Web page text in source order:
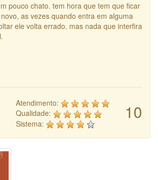
pouco chato. tem hora que tem que ficar
as vezes quando entra em alguma
ele volta errado. mas nada que interfira
10
Atendimento:
Qualidade:
Sistema: